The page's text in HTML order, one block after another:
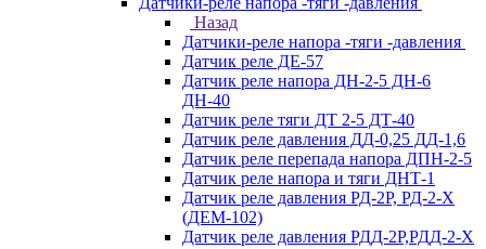
Назад
Датчики-реле напора -тяги -давления
Датчик реле ДЕ-57
Датчик реле напора ДН-2-5 ДН-6
ДН-40
Датчик реле тяги ДТ 2-5 ДТ-40
Датчик реле давления ДД-0,25 ДД-1,6
Датчик реле перепада напора ДПН-2-5
Датчик реле напора и тяги ДНТ-1
Датчик реле давления РД-2Р, РД-2-Х
(ДЕМ-102)
Датчик реле давления РДД-2Р,РДД-2-Х